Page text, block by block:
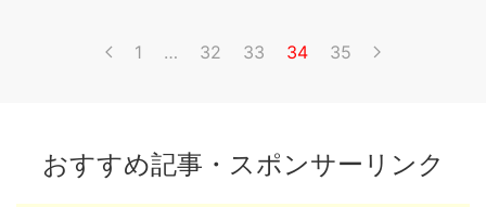
1 … 32 33 34 35
おすすめ記事・スポンサーリンク